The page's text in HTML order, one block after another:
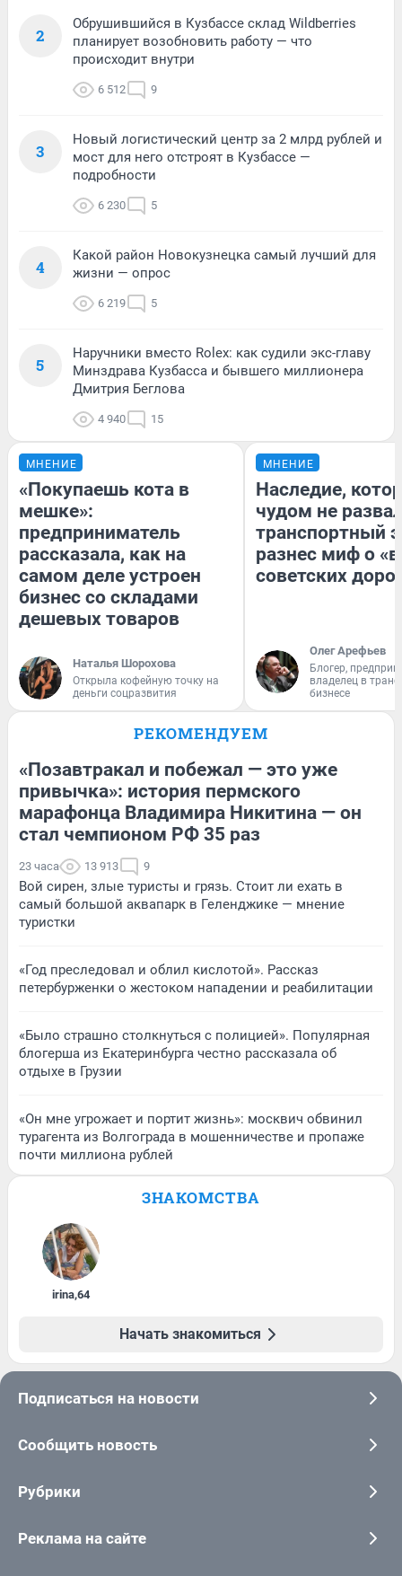
2
Обрушившийся в Кузбассе склад Wildberries
планирует возобновить работу — что
происходит внутри
6 512 9
3
Новый логистический центр за 2 млрд рублей и
мост для него отстроят в Кузбассе —
подробности
6 230 5
4
Какой район Новокузнецка самый лучший для
жизни — опрос
6 219 5
5
Наручники вместо Rolex: как судили экс-главу
Минздрава Кузбасса и бывшего миллионера
Дмитрия Беглова
4 940 15
МНЕНИЕ
«Покупаешь кота в
мешке»:
предприниматель
рассказала, как на
самом деле устроен
бизнес со складами
дешевых товаров
Наталья Шорохова
Открыла кофейную точку на
деньги соцразвития
МНЕНИЕ
Наследие,
чудом не
транспортный
разнес миф о
советских
Олег Арефьев
Блогер,
владелец в
бизнесе
РЕКОМЕНДУЕМ
«Позавтракал и побежал — это уже
привычка»: история пермского
марафонца Владимира Никитина — он
стал чемпионом РФ 35 раз
23 часа 13 913 9
Вой сирен, злые туристы и грязь. Стоит ли ехать в
самый большой аквапарк в Геленджике — мнение
туристки
«Год преследовал и облил кислотой». Рассказ
петербурженки о жестоком нападении и реабилитации
«Было страшно столкнуться с полицией». Популярная
блогерша из Екатеринбурга честно рассказала об
отдыхе в Грузии
«Он мне угрожает и портит жизнь»: москвич обвинил
турагента из Волгограда в мошенничестве и пропаже
почти миллиона рублей
ЗНАКОМСТВА
irina,64
Начать знакомиться
Подписаться на новости
Сообщить новость
Рубрики
Реклама на сайте